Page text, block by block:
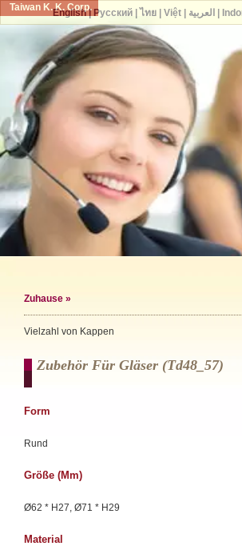
Taiwan K. K. Corp.
Zuhause »
Vielzahl von Kappen
Zubehör Für Gläser (td48_57)
Form
Rund
Größe (mm)
Ø62 * H27, Ø71 * H29
Material
English| Русский| ไทย| Việt| العربية